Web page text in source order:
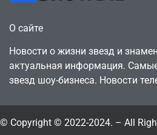
О сайте
Новости о жизни звезд и
актуальная информация.
звезд шоу-бизнеса. Новости
© Copyright © 2022-2024. – All